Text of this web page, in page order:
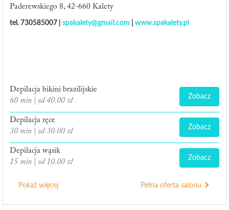
Paderewskiego 8, 42-660 Kalety
tel. 730585007 | spakalety@gmail.com www.spakalety.pl
Zobacz
Depilacja bikini brazilijskie
60 min | od 40.00 zł
Zobacz
Depilacja ręce
30 min | od 30.00 zł
Zobacz
Depilacja wąsik
15 min | od 10.00 zł
Pokaż więcej Pełna oferta salonu